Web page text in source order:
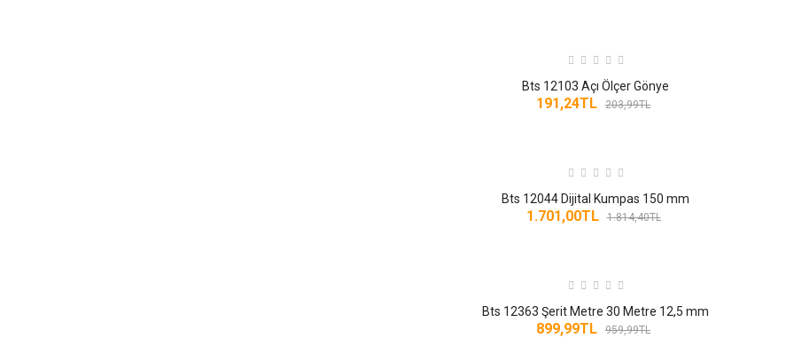
Bts 12103 Açı Ölçer Gönye
191,24TL 203,99TL
Bts 12044 Dijital Kumpas 150 mm
1.701,00TL 1.814,40TL
Bts 12363 Şerit Metre 30 Metre 12,5 mm
899,99TL 959,99TL